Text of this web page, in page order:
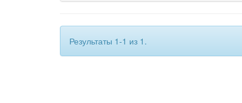
Результаты 1-1 из 1.